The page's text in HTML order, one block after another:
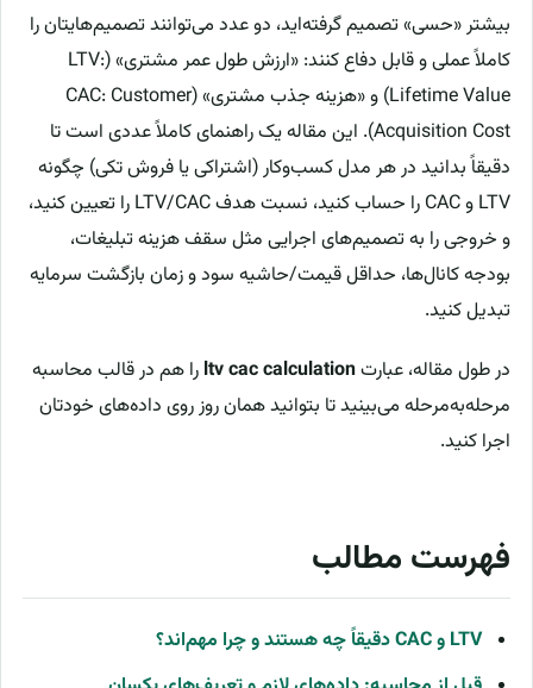
بیشتر «حسی» تصمیم گرفته‌اید، دو عدد می‌توانند تصمیم‌هایتان را
کاملاً عملی و قابل دفاع کنند: «ارزش طول عمر مشتری» (LTV:
Lifetime Value) و «هزینه جذب مشتری» (CAC: Customer
Acquisition Cost). این مقاله یک راهنمای کاملاً عددی است تا
دقیقاً بدانید در هر مدل کسب‌وکار (اشتراکی یا فروش تکی) چگونه
LTV و CAC را حساب کنید، نسبت هدف LTV/CAC را تعیین کنید،
و خروجی را به تصمیم‌های اجرایی مثل سقف هزینه تبلیغات،
بودجه کانال‌ها، حداقل قیمت/حاشیه سود و زمان بازگشت سرمایه
تبدیل کنید.
در طول مقاله، عبارتltv cac calculation را هم در قالب محاسبه
مرحله‌به‌مرحله می‌بینید تا بتوانید همان روز روی داده‌های خودتان
اجرا کنید.
فهرست مطالب
LTV و CAC دقیقاً چه هستند و چرا مهم‌اند؟